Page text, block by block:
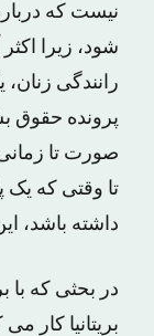
نیست که
شود، زیرا
رانندگی زنان،
پرونده حقوق
صورت تا زمانی
تا وقتی که یک
داشته باشد،
در بحثی که با
بریتانیا کار